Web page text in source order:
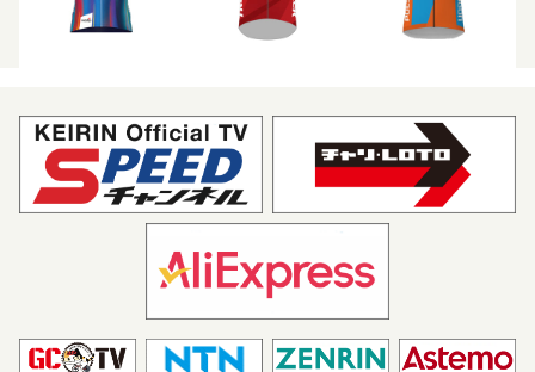
キナンレーシングチーム
シーキャッシュ X ボディラ
ップ